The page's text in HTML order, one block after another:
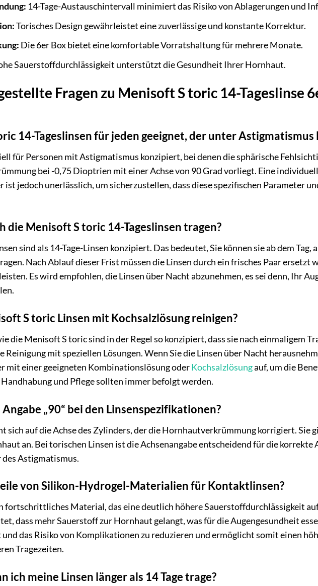
14-Tage-Austauschintervall minimiert das Risiko von Ablagerungen und
Torisches Design gewährleistet eine zuverlässige und konstante Korrektur.
Die 6er Box bietet eine komfortable Vorratshaltung für mehrere Monate.
Sauerstoffdurchlässigkeit unterstützt die Gesundheit Ihrer Hornhaut.
Fragen zu Menisoft S toric 14-Tageslinse
14-Tageslinsen für jeden geeignet, der unter Astigmatismus
für Personen mit Astigmatismus konzipiert, bei denen die sphärische
bei -0,75 Dioptrien mit einer Achse von 90 Grad vorliegt. Eine
ist jedoch unerlässlich, um sicherzustellen, dass diese spezifischen Parameter
die Menisoft S toric 14-Tageslinsen tragen?
sind als 14-Tage-Linsen konzipiert. Das bedeutet, Sie können sie ab dem Tag,
Nach Ablauf dieser Frist müssen die Linsen durch ein frisches Paar ersetzt
Es wird empfohlen, die Linsen über Nacht abzunehmen, es sei denn, Ihr
S toric Linsen mit Kochsalzlösung reinigen?
die Menisoft S toric sind in der Regel so konzipiert, dass sie nach einmaligem
Reinigung mit speziellen Lösungen. Wenn Sie die Linsen über Nacht
mit einer geeigneten Kombinationslösung oderKochsalzlösungauf, um die
und Pflege sollten immer befolgt werden.
„90“ bei den Linsenspezifikationen?
sich auf die Achse des Zylinders, der die Hornhautverkrümmung korrigiert. Sie
an. Bei torischen Linsen ist die Achsenangabe entscheidend für die
Astigmatismus.
von Silikon-Hydrogel-Materialien für Kontaktlinsen?
fortschrittliches Material, das eine deutlich höhere Sauerstoffdurchlässigkeit
dass mehr Sauerstoff zur Hornhaut gelangt, was für die Augengesundheit
das Risiko von Komplikationen zu reduzieren und ermöglicht somit einen
Tragezeiten.
ich meine Linsen länger als 14 Tage trage?